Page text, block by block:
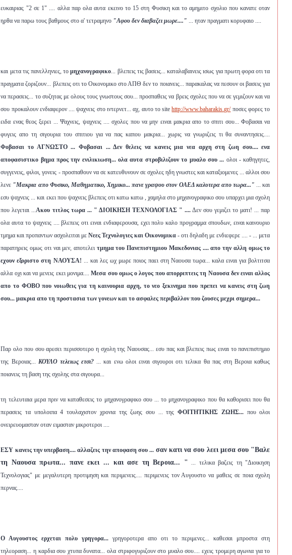
ευκαιριας "2 σε 1" .... αλλα παρ ολα αυτα εκεινο το 15 στη Φυσικη και το αμημιτο σχολιο που κανατε οταν
ηρθα να παρω τους βαθμους στο α' τετραμηνο "Αφου δεν διαβαζει μωρε...." ... ηταν πραγματι κορυφαιο ....
και μετα τις πανελληνιες, το μηχανογραφικο... βλεπεις τις βασεις... καταλαβαινεις ισως για πρωτη φορα οτι τα
πραγματα ζοριζουν... βλεπεις οτι το Οικονομικο στο ΑΠΘ δεν το ποιανεις... παρακαλας να πεσουν οι βασεις για
να περασεις... το συζητας με ολους τους γνωστους σου... προσπαθεις να βρεις σχολες που να σε γεμιζουν και να
σου προκαλουν ενδιαφερον .... ψαχνεις στο ιντερνετ... αχ, αυτο το sitehttp://www.baharakis.gr/ποσες φορες το
ειδα ενας θεος ξερει ... Ψαχνεις, ψαχνεις .... σχολες που να μην ειναι μακρια απο το σπιτι σου... Φοβασαι να
φυγεις απο τη σιγουρια του σπιτιου για να πας καπου μακρια... χωρις να γνωριζεις τι θα συναντησεις....
Φοβασαι το ΑΓΝΩΣΤΟ... Φοβασαι ... Δεν θελεις να κανεις μια νεα αρχη στη ζωη σου.... ενα
αποφασιστικο βημα προς την ενιλικιωση... ολα αυτα στροβιλιζουν το μυαλο σου ... ολοι - καθηγητες,
συγγενεις, φιλοι, γονεις - προσπαθουν να σε κατευθυνουν σε σχολες ηδη γνωστες και καταξιομενες ... αλλοι σου
λενε "Μακρια απο Φυσικο, Μαθηματικο, Χημικο... πανε γραψου στον ΟΑΕΔ καλυτερα απο τωρα..." ... και
εσυ ψαχνεις ... και εκει που ψαχνεις βλεπεις οτι κατω κατω , χαμηλα στο μηχανογραφικο σου υπαρχει μια σχολη
που λεγεται ...Ακου τιτλος τωρα ... " ΔΙΟΙΚΗΣΗ ΤΕΧΝΟΛΟΓΙΑΣ " ....Δεν σου γεμιζει το ματι! ... παρ
ολα αυτα το ψαχνεις .... βλεπεις οτι ειναι ενδιαφερουσα, εχει πολυ καλο προγραμμα σπουδων, ειναι καινουριο
τμημα και προπαντων ασχολειται μεΝεες Τεχνολογιες και Οικονομικα - οτι δηλαδη με ενδιεφερε .... - ... μετα
παρατηρεις ομως οτι ναι μεν, αποτελει τμημα του Πανεπιστημιου Μακεδονιας .... απο την αλλη ομως το
εχουν εξοριστο στη ΝΑΟΥΣΑ! ... και λες ωχ μωρε ποιος παει στη Ναουσα τωρα... καλα ειναι για βολτιτσα
αλλα οχι και να μενεις εκει μονιμα....Μεσα σου ομως ο λογος που απορριπτεις τη Ναουσα δεν ειναι αλλος
απο το ΦΟΒΟπου νοιωθεις για τη καινουρια αρχη, το νεο ξεκινημα που πρεπει να κανεις στη ζωη
σου... μακρια απο τη προστασια των γονεων και το ασφαλες περιβαλλον που ζουσες μεχρι σημερα...
Παρ ολο που σου αρεσει περισσοτερο η σχολη της Ναουσας... εσυ πας και βλεπεις πως ειναι το πανεπιστημιο
της Βεροιας... ΚΟΥΛΟ τελειως ετσι? ... και ενω ολοι ειναι σιγουροι οτι τελικα θα πας στη Βεροια καθως
ποιανεις τη βαση της σχολης στα σιγουρα...
τη τελευταια μερα πριν να καταθεσεις το μηχανογραφικο σου ... το μηχανογραφικο που θα καθορισει που θα
περασεις τα υπολοιπα 4 τουλαχιστον χρονια της ζωης σου ... τηςΦΟΙΤΗΤΙΚΗΣ ΖΩΗΣ...που ολοι
ονειρευομασταν οταν ειμασταν μικροτεροι ....
ΕΣΥ κανεις την υπερβαση.... αλλαζεις την αποφαση σου ... σαν κατι να σου λεει μεσα σου "Βαλε
τη Ναουσα πρωτα... πανε εκει ... και ασε τη Βεροια... " ... τελικα βαζεις τη "Διοικηση
Τεχνολογιας" με μεγαλυτερη προτιμηση και περιμενεις.... περιμενεις τον Αυγουστο να μαθεις σε ποια σχολη
περνας....
Ο Αυγουστος ερχεται πολυ γρηγορα...γρηγοροτερα απο οτι το περιμενες... καθεσαι μπροστα στη
τηλεοραση... η καρδια σου χτυπα δυνατα... ολα στριφογυριζουν στο μυαλο σου.... εχεις τρομερη αγωνια για το